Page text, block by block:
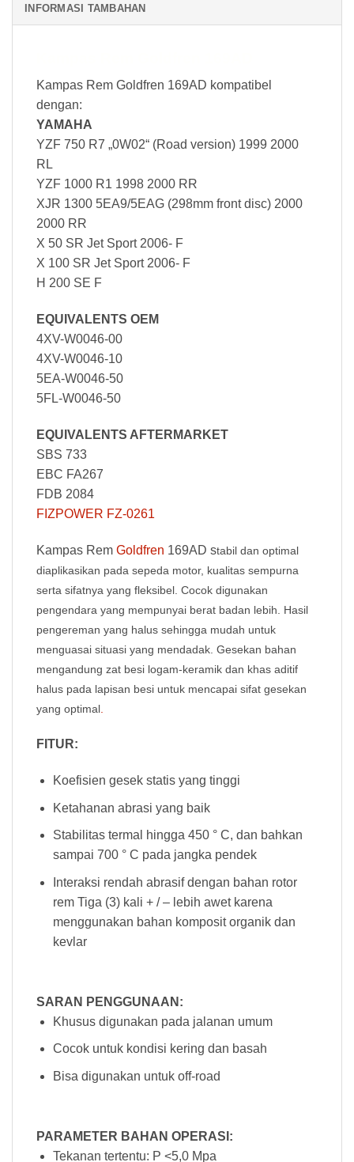
INFORMASI TAMBAHAN
Kampas Rem Goldfren 169AD kompatibel
dengan:
YAMAHA
YZF 750 R7 „0W02“ (Road version) 1999 2000
RL
YZF 1000 R1 1998 2000 RR
XJR 1300 5EA9/5EAG (298mm front disc) 2000
2000 RR
X 50 SR Jet Sport 2006- F
X 100 SR Jet Sport 2006- F
H 200 SE F
EQUIVALENTS OEM
4XV-W0046-00
4XV-W0046-10
5EA-W0046-50
5FL-W0046-50
EQUIVALENTS AFTERMARKET
SBS 733
EBC FA267
FDB 2084
FIZPOWER FZ-0261
Kampas Rem Goldfren 169AD stabil dan optimal
diaplikasikan pada sepeda motor, kualitas sempurna
serta sifatnya yang fleksibel. Cocok digunakan
pengendara yang mempunyai berat badan lebih. Hasil
pengereman yang halus sehingga mudah untuk
menguasai situasi yang mendadak. Gesekan bahan
mengandung zat besi logam-keramik dan khas aditif
halus pada lapisan besi untuk mencapai sifat gesekan
yang optimal
FITUR:
Koefisien gesek statis yang tinggi
Ketahanan abrasi yang baik
Stabilitas termal hingga 450 ° C, dan bahkan
sampai 700 ° C pada jangka pendek
Interaksi rendah abrasif dengan bahan rotor
rem Tiga (3) kali + / – lebih awet karena
menggunakan bahan komposit organik dan
kevlar
SARAN PENGGUNAAN:
Khusus digunakan pada jalanan umum
Cocok untuk kondisi kering dan basah
Bisa digunakan untuk off-road
PARAMETER BAHAN OPERASI:
Tekanan tertentu: P <5,0 Mpa